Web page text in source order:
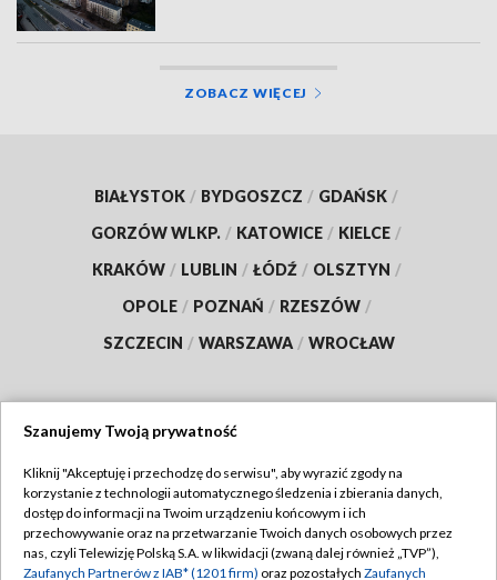
ZOBACZ WIĘCEJ
BIAŁYSTOK / BYDGOSZCZ / GDAŃSK /
GORZÓW WLKP. / KATOWICE / KIELCE /
KRAKÓW / LUBLIN / ŁÓDŹ / OLSZTYN /
OPOLE / POZNAŃ / RZESZÓW /
SZCZECIN / WARSZAWA / WROCŁAW
TVP
Abonament TVP
Emisja w TVP
Regulamin TVP
Polityka prywatności
Szanujemy Twoją prywatność
Kliknij "Akceptuję i przechodzę do serwisu", aby wyrazić zgody na
korzystanie z technologii automatycznego śledzenia i zbierania danych,
dostęp do informacji na Twoim urządzeniu końcowym i ich
przechowywanie oraz na przetwarzanie Twoich danych osobowych przez
nas, czyli Telewizję Polską S.A. w likwidacji (zwaną dalej również „TVP”),
Zaufanych Partnerów z IAB* (1201 firm) oraz pozostałych Zaufanych